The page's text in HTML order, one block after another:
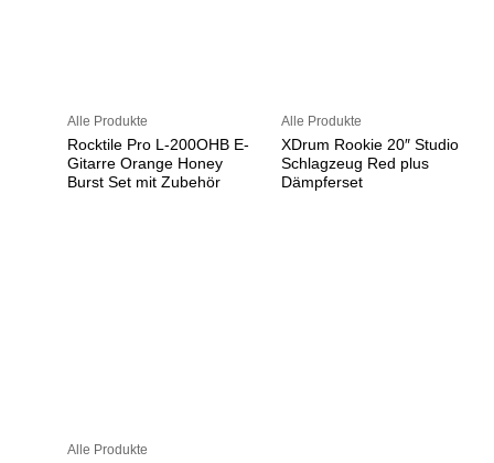
Alle Produkte
Rocktile Pro L-200OHB E-
Gitarre Orange Honey
Burst Set mit Zubehör
Alle Produkte
XDrum Rookie 20″ Studio
Schlagzeug Red plus
Dämpferset
Alle Produkte